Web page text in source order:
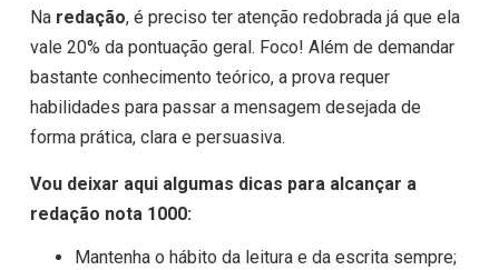
Na redação, é preciso ter atenção redobrada já que ela
vale 20% da pontuação geral. Foco! Além de demandar
bastante conhecimento teórico, a prova requer
habilidades para passar a mensagem desejada de
forma prática, clara e persuasiva.
Vou deixar aqui algumas dicas para alcançar a
redação nota 1000:
Mantenha o hábito da leitura e da escrita sempre;